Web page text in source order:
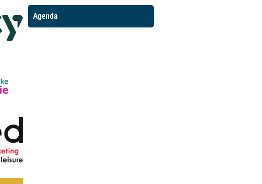
Agenda